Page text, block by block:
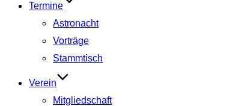
Termine
Astronacht
Vorträge
Stammtisch
Verein
Mitgliedschaft